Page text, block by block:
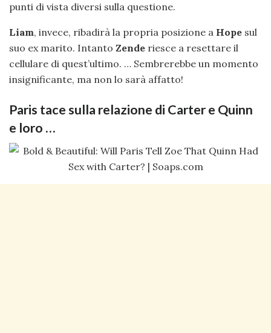
punti di vista diversi sulla questione.
Liam, invece, ribadirà la propria posizione a Hope sul
suo ex marito. Intanto Zende riesce a resettare il
cellulare di quest’ultimo. … Sembrerebbe un momento
insignificante, ma non lo sarà affatto!
Paris tace sulla relazione di Carter e Quinn
e loro …